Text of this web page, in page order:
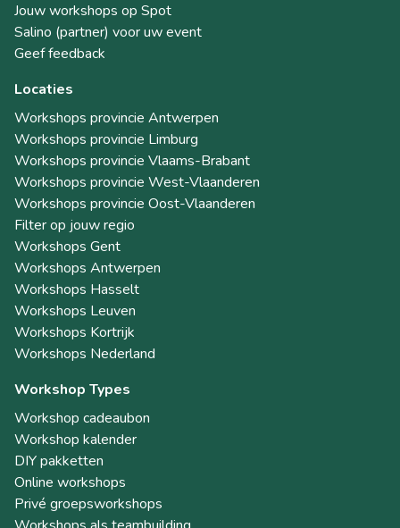
Jouw workshops op Spot
Salino (partner) voor uw event
Geef feedback
Locaties
Workshops provincie Antwerpen
Workshops provincie Limburg
Workshops provincie Vlaams-Brabant
Workshops provincie West-Vlaanderen
Workshops provincie Oost-Vlaanderen
Filter op jouw regio
Workshops Gent
Workshops Antwerpen
Workshops Hasselt
Workshops Leuven
Workshops Kortrijk
Workshops Nederland
Workshop Types
Workshop cadeaubon
Workshop kalender
DIY pakketten
Online workshops
Privé groepsworkshops